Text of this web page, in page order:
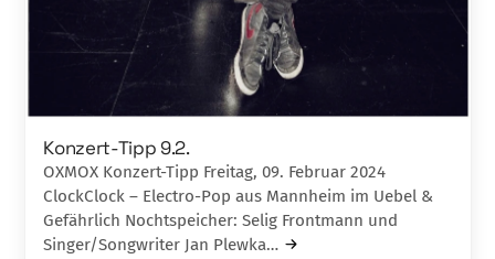
Konzert-Tipp 9.2.
OXMOX Konzert-Tipp Freitag, 09. Februar 2024
ClockClock – Electro-Pop aus Mannheim im Uebel &
Gefährlich Nochtspeicher: Selig Frontmann und
Singer/Songwriter Jan Plewka…